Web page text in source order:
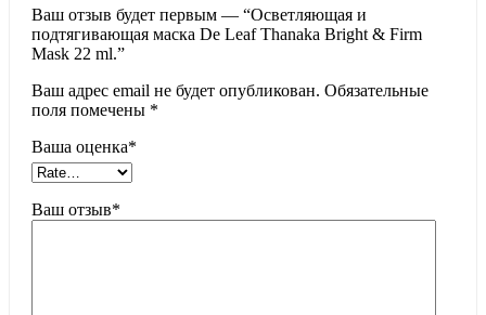
Ваш отзыв будет первым — “Осветляющая и
подтягивающая маска De Leaf Thanaka Bright & Firm
Mask 22 ml.”
Ваш адрес email не будет опубликован. Обязательные
поля помечены *
Ваша оценка*
Ваш отзыв*